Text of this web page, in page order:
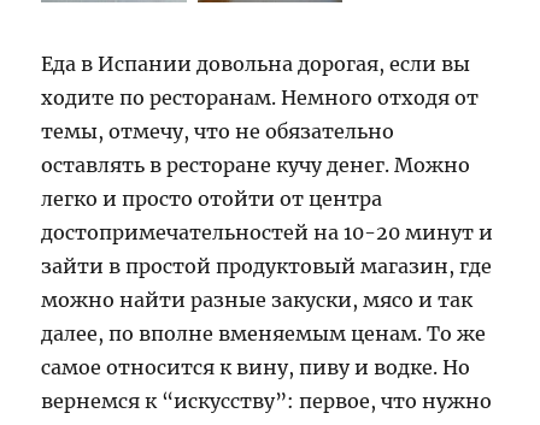
Еда в Испании довольна дорогая, если вы
ходите по ресторанам. Немного отходя от
темы, отмечу, что не обязательно
оставлять в ресторане кучу денег. Можно
легко и просто отойти от центра
достопримечательностей на 10-20 минут и
зайти в простой продуктовый магазин, где
можно найти разные закуски, мясо и так
далее, по вполне вменяемым ценам. То же
самое относится к вину, пиву и водке. Но
вернемся к “искусству”: первое, что нужно